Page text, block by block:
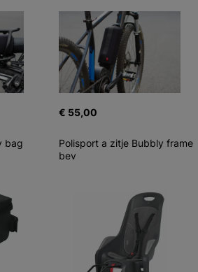
€ 55,00
bag
Polisport a zitje Bubbly frame
bev